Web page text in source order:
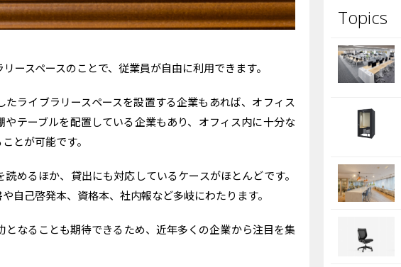
ースペースのことで、従業員が自由に利用できます。
ライブラリースペースを設置する企業もあれば、オフィス
テーブルを配置している企業もあり、オフィス内に十分な
とが可能です。
めるほか、貸出にも対応しているケースがほとんどです。
自己啓発本、資格本、社内報など多岐にわたります。
なることも期待できるため、近年多くの企業から注目を集